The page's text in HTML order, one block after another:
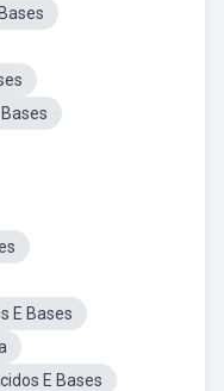
E Bases
E Bases